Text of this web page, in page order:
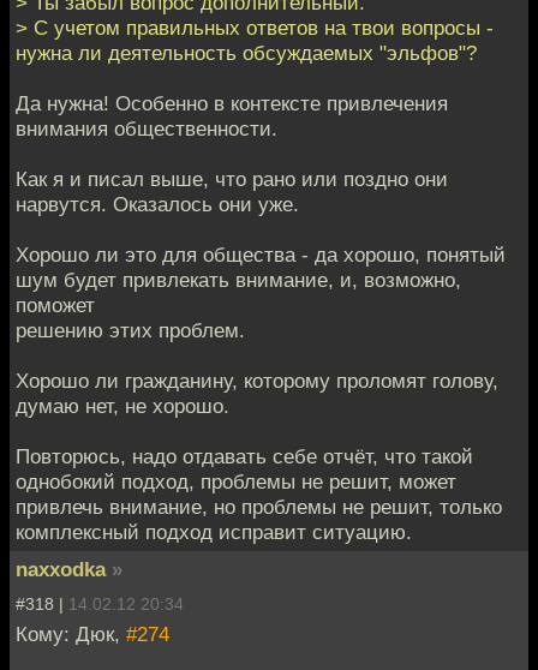
> С учетом правильных ответов на твои вопросы -
нужна ли деятельность обсуждаемых "эльфов"?
Да нужна! Особенно в контексте привлечения
внимания общественности.
Как я и писал выше, что рано или поздно они
нарвутся. Оказалось они уже.
Хорошо ли это для общества - да хорошо, понятый
шум будет привлекать внимание, и, возможно,
поможет
решению этих проблем.
Хорошо ли гражданину, которому проломят голову,
думаю нет, не хорошо.
Повторюсь, надо отдавать себе отчёт, что такой
однобокий подход, проблемы не решит, может
привлечь внимание, но проблемы не решит, только
комплексный подход исправит ситуацию.
naxxodka »
#318 | 14.02.12 20:34
Кому: Дюк, #274